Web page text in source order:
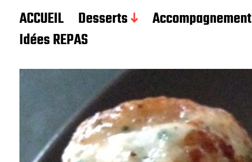
Les recettes de Delphine
ACCUEIL Desserts Accompagnement
Idées REPAS